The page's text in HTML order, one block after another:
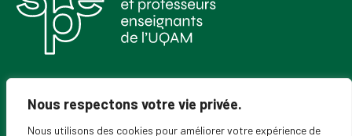
Nous respectons votre vie privée.
Nous utilisons des cookies pour améliorer votre expérience de